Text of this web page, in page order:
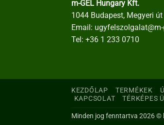
m-GEL Hungary Kft.
1044 Budapest, Megyeri út
Email:
Tel: +36 1 233 0710
KEZDŐLAP TERMÉKEK
KAPCSOLAT
TÉRKÉPES
Minden jog fenntartva 2026 ©